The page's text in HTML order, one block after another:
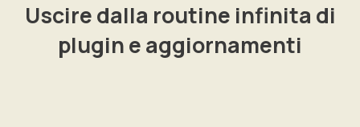
Uscire dalla routine infinita di
plugin e aggiornamenti